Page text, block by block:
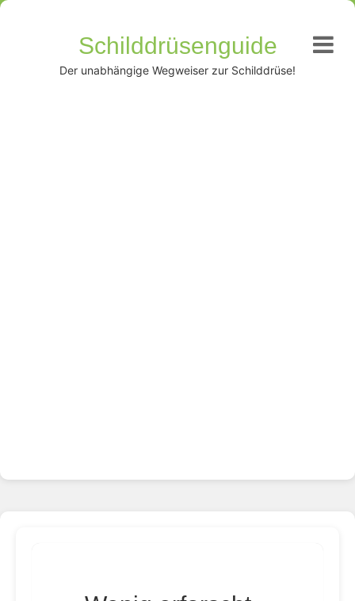
Schilddrüsenguide
Der unabhängige Wegweiser zur Schilddrüse!